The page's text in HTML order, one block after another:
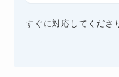
すぐに対応してくださ